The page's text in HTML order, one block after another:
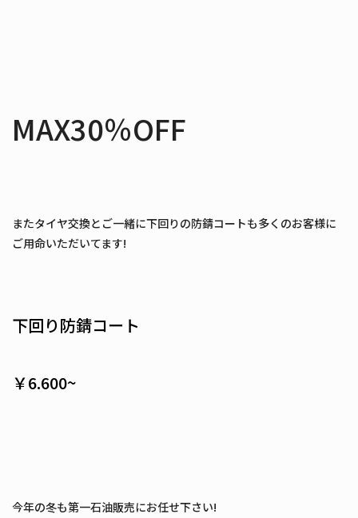
MAX30％OFF
またタイヤ交換とご一緒に下回りの防錆コートも多くのお客様に
ご用命いただいてます!
下回り防錆コート
￥6.600~
今年の冬も第一石油販売にお任せ下さい!